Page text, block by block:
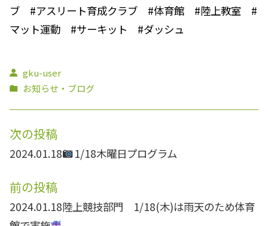
ブ #アスリート育成クラブ #体育館 #陸上教室 #
マット運動 #サーキット #ダッシュ
gku-user
お知らせ・ブログ
次の投稿
2024.01.18 1/18木曜日プログラム
前の投稿
2024.01.18陸上競技部門 1/18(木)は雨天のため体育